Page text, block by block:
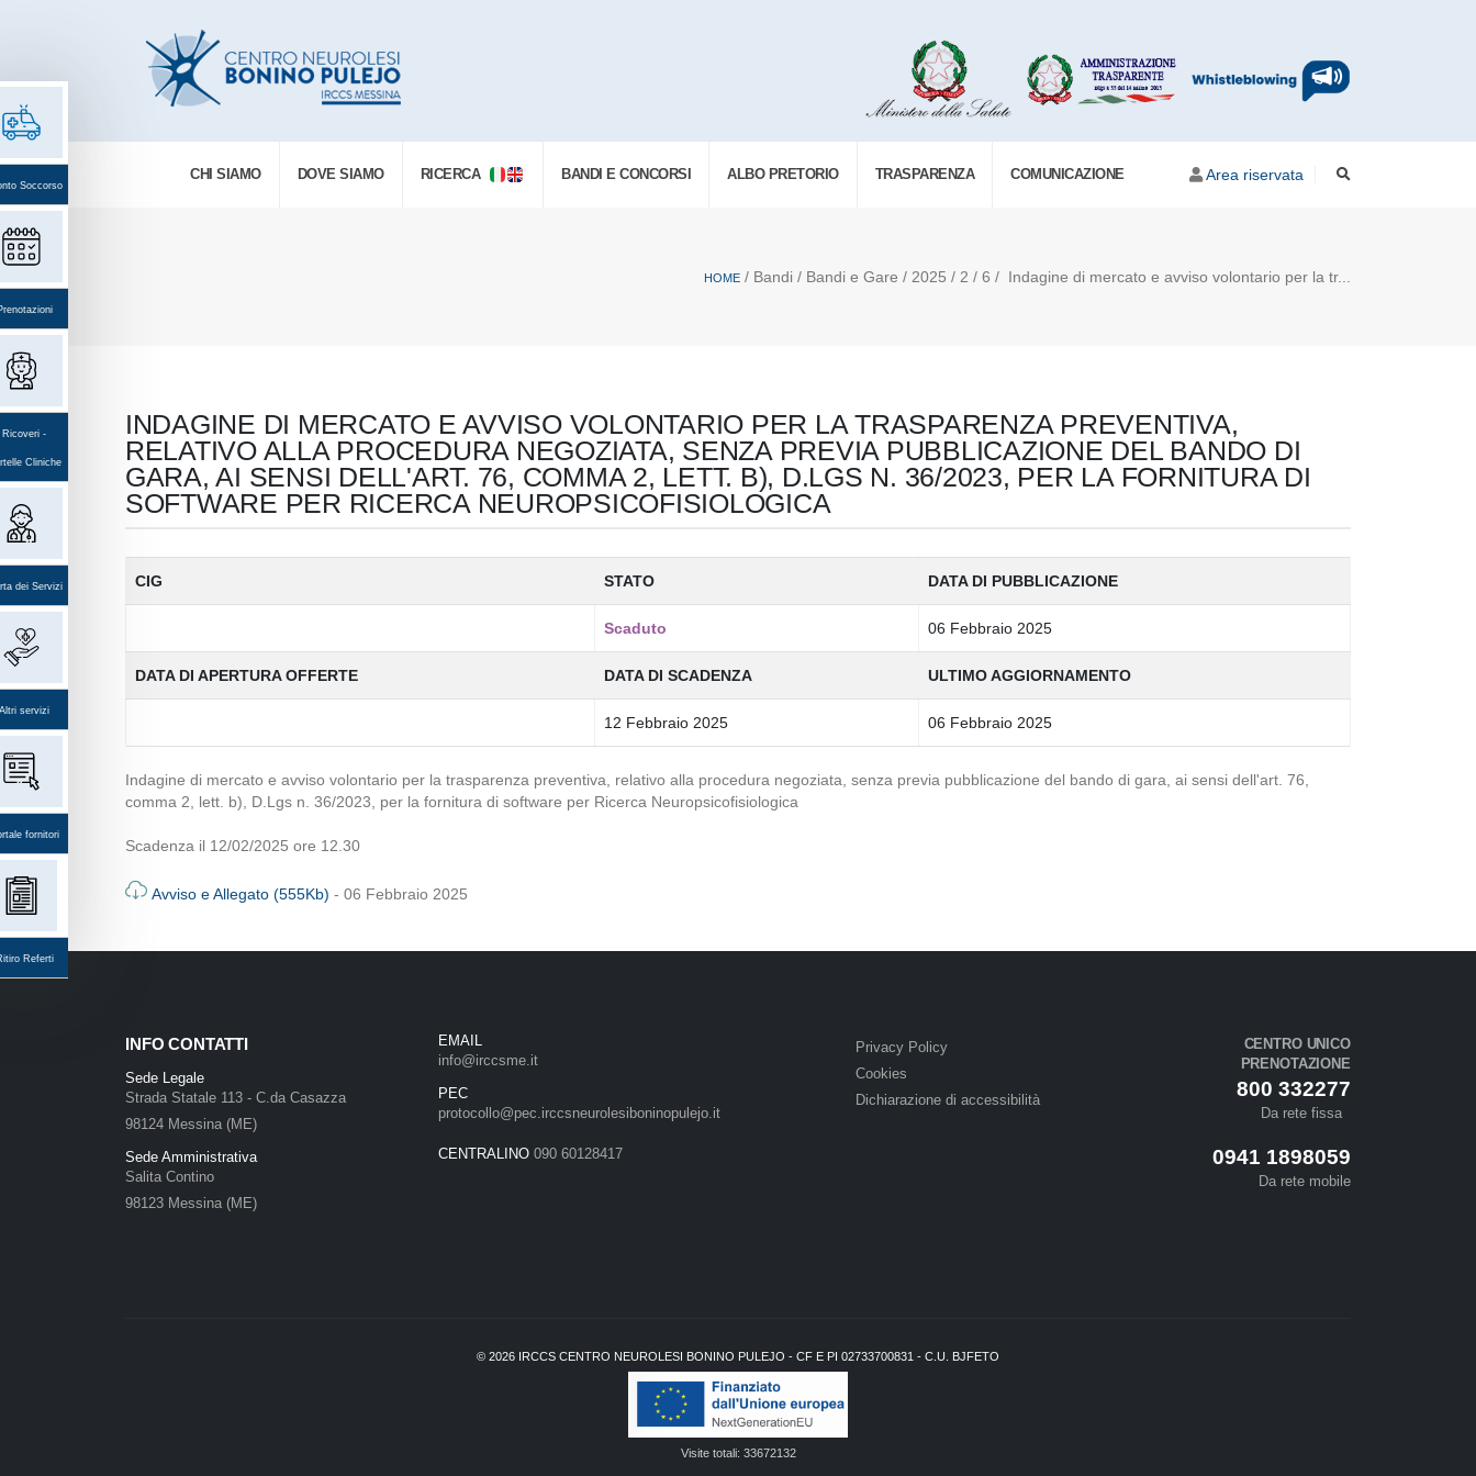
CHI SIAMO DOVE SIAMO RICERCA BANDI E CONCORSI ALBO PRETORIO TRASPARENZA COMUNICAZIONE Area riservata
Soccorso
Ricoveri -
Cliniche
dei Servizi
Altri servizi
fornitori
Referti
HOME / Bandi / Bandi e Gare / 2025 / 2 / 6 / Indagine di mercato e avviso volontario per la tr...
INDAGINE DI MERCATO E AVVISO VOLONTARIO PER LA TRASPARENZA PREVENTIVA,
RELATIVO ALLA PROCEDURA NEGOZIATA, SENZA PREVIA PUBBLICAZIONE DEL BANDO DI
GARA, AI SENSI DELL'ART. 76, COMMA 2, LETT. B), D.LGS N. 36/2023, PER LA FORNITURA DI
SOFTWARE PER RICERCA NEUROPSICOFISIOLOGICA
CIG STATO DATA DI PUBBLICAZIONE
Scaduto 06 Febbraio 2025
DATA DI APERTURA OFFERTE DATA DI SCADENZA ULTIMO AGGIORNAMENTO
12 Febbraio 2025 06 Febbraio 2025
Indagine di mercato e avviso volontario per la trasparenza preventiva, relativo alla procedura negoziata, senza previa pubblicazione del bando di gara, ai sensi dell'art. 76,
comma 2, lett. b), D.Lgs n. 36/2023, per la fornitura di software per Ricerca Neuropsicofisiologica
Scadenza il 12/02/2025 ore 12.30
Avviso e Allegato (555Kb) - 06 Febbraio 2025
INFO CONTATTI
Sede Legale
Strada Statale 113 - C.da Casazza
98124 Messina (ME)
Sede Amministrativa
Salita Contino
98123 Messina (ME)
EMAIL
info@irccsme.it
PEC
protocollo@pec.irccsneurolesiboninopulejo.it
CENTRALINO 090 60128417
Privacy Policy
Cookies
Dichiarazione di accessibilità
CENTRO UNICO
PRENOTAZIONE
800 332277
Da rete fissa
0941 1898059
Da rete mobile
© 2026 IRCCS CENTRO NEUROLESI BONINO PULEJO - CF E PI 02733700831 - C.U. BJFETO
Visite totali: 33672132